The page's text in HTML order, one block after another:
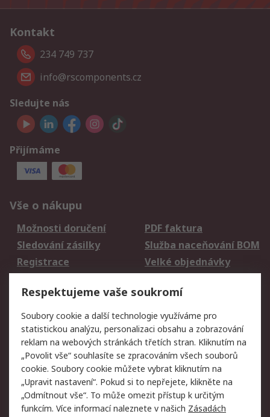
Kontakt
234 749 737
info@rscomponents.cz
Sledujte nás
Přijímáme
Vše o nákupu
Možnosti doručení
PDF faktura
Sledování zásilky
Služba naceňování BOM
Registrace
Velké objednávky
Právní
Autorská práva
Obchodní podmínky
společnosti RS
Prohlášení o ochraně
údajů
Zabezpečení
elektronické pošty
Zásady pro soubory
cookie
Zásady ochrany
osobních údajů
Respektujeme vaše soukromí
Soubory cookie a další technologie využíváme pro
statistickou analýzu, personalizaci obsahu a zobrazování
reklam na webových stránkách třetích stran. Kliknutím na
„Povolit vše“ souhlasíte se zpracováním všech souborů
cookie. Soubory cookie můžete vybrat kliknutím na
„Upravit nastavení“. Pokud si to nepřejete, klikněte na
„Odmítnout vše“. To může omezit přístup k určitým
funkcím. Více informací naleznete v našich Zásadách